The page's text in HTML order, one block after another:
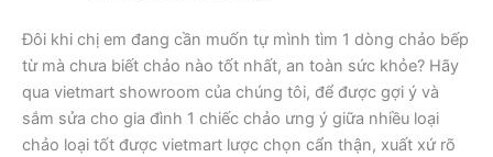
Đôi khi chị em đang cần muốn tự mình tìm 1 dòng chảo bếp
từ mà chưa biết chảo nào tốt nhất, an toàn sức khỏe? Hãy
qua vietmart showroom của chúng tôi, để được gợi ý và
sắm sửa cho gia đình 1 chiếc chảo ưng ý giữa nhiều loại
chảo loại tốt được vietmart lược chọn cẩn thận, xuất xứ rõ